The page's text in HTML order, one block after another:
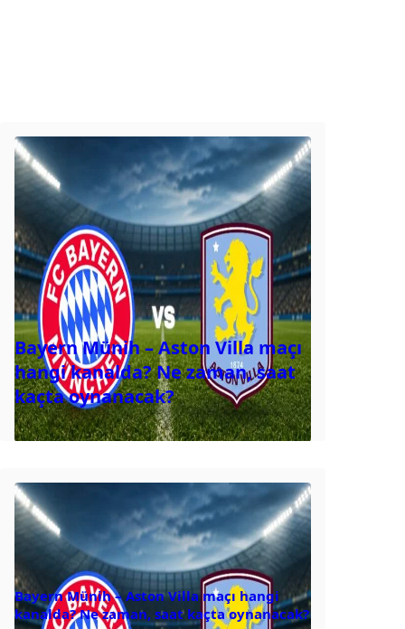
Bayern Münih – Aston Villa maçı
hangi kanalda? Ne zaman, saat
kaçta oynanacak?
Bayern Münih – Aston Villa maçı hangi
kanalda? Ne zaman, saat kaçta oynanacak?